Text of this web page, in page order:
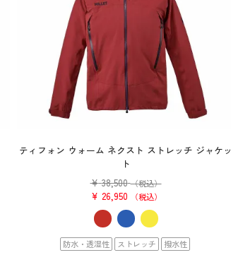
ティフォン ウォーム ネクスト ストレッチ ジャケッ
ト
¥ 38,500 （税込）
¥ 26,950 税込
防水・透湿性 ストレッチ 撥水性